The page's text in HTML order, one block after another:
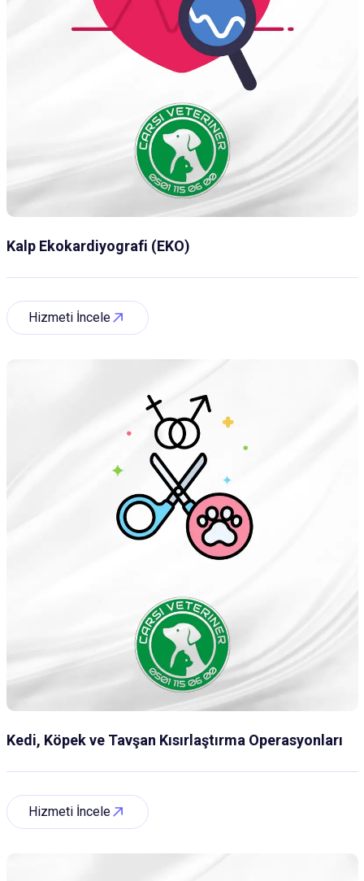
Kalp Ekokardiyografi (EKO)
Hizmeti İncele
Kedi, Köpek ve Tavşan Kısırlaştırma Operasyonları
Hizmeti İncele